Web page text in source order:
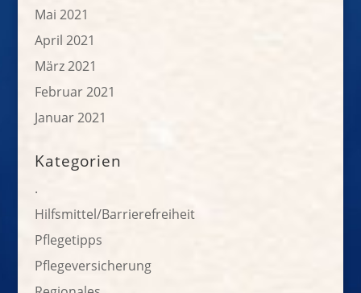
Mai 2021
April 2021
März 2021
Februar 2021
Januar 2021
Kategorien
.
Hilfsmittel/Barrierefreiheit
Pflegetipps
Pflegeversicherung